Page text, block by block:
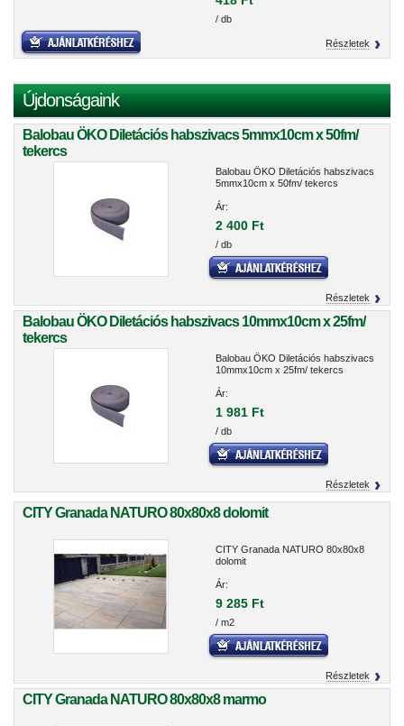
/ db
Részletek
Újdonságaink
Balobau ÖKO Diletációs habszivacs 5mmx10cm x 50fm/
tekercs
Balobau ÖKO Diletációs habszivacs
5mmx10cm x 50fm/ tekercs
Ár:
2 400 Ft
/ db
Részletek
Balobau ÖKO Diletációs habszivacs 10mmx10cm x 25fm/
tekercs
Balobau ÖKO Diletációs habszivacs
10mmx10cm x 25fm/ tekercs
Ár:
1 981 Ft
/ db
Részletek
CITY Granada NATURO 80x80x8 dolomit
CITY Granada NATURO 80x80x8
dolomit
Ár:
9 285 Ft
/ m2
Részletek
CITY Granada NATURO 80x80x8 marmo